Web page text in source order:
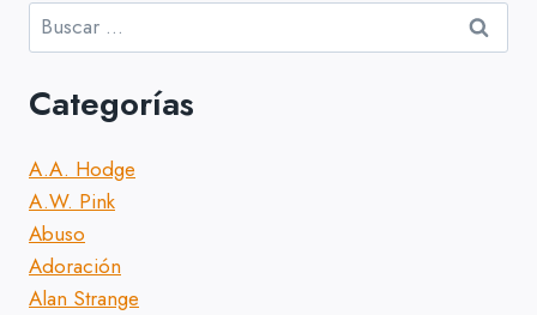
Buscar:
Categorías
A.A. Hodge
A.W. Pink
Abuso
Adoración
Alan Strange